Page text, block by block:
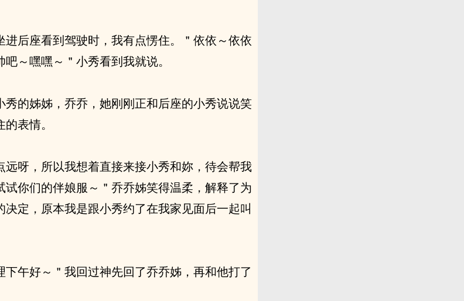
进后座看到驾驶时，我有点愣住。＂依依～依依
～嘿嘿～＂小秀看到我就说。
秀的姊姊，乔乔，她刚刚正和后座的小秀说说笑
表情。
远呀，所以我想着直接来接小秀和妳，待会帮我
试你们的伴娘服～＂乔乔姊笑得温柔，解释了为
定，原本我是跟小秀约了在我家见面后一起叫
下午好～＂我回过神先回了乔乔姊，再和他打了